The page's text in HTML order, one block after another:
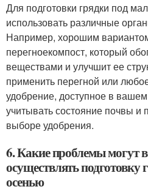
Для подготовки грядки под
использовать различные
Например, хорошим
перегноекомпост, который
веществами и улучшит ее
применить перегной или
удобрение, доступное в
учитывать состояние почвы и
выборе удобрения.
6. Какие проблемы могут
осуществлять
осенью